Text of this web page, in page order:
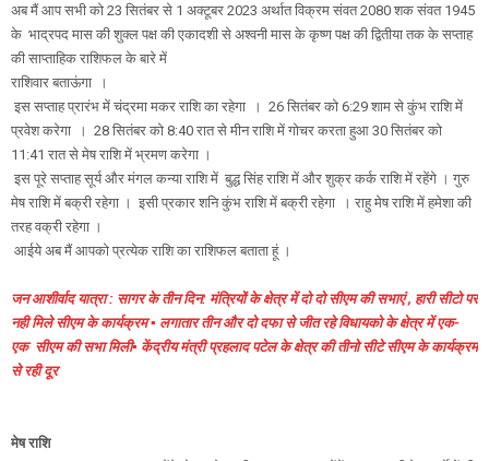
अब मैं आप सभी को 23 सितंबर से 1 अक्टूबर 2023 अर्थात विक्रम संवत 2080 शक संवत 1945
के भाद्रपद मास की शुक्ल पक्ष की एकादशी से अश्वनी मास के कृष्ण पक्ष की द्वितीया तक के सप्ताह
की साप्ताहिक राशिफल के बारे में
राशिवार बताऊंगा ।
इस सप्ताह प्रारंभ में चंद्रमा मकर राशि का रहेगा । 26 सितंबर को 6:29 शाम से कुंभ राशि में
प्रवेश करेगा । 28 सितंबर को 8:40 रात से मीन राशि में गोचर करता हुआ 30 सितंबर को
11:41 रात से मेष राशि में भ्रमण करेगा ।
इस पूरे सप्ताह सूर्य और मंगल कन्या राशि में बुद्ध सिंह राशि में और शुक्र कर्क राशि में रहेंगे । गुरु
मेष राशि में बक्री रहेगा । इसी प्रकार शनि कुंभ राशि में बक्री रहेगा । राहु मेष राशि में हमेशा की
तरह वक्री रहेगा ।
आईये अब मैं आपको प्रत्येक राशि का राशिफल बताता हूं ।
जन आशीर्वाद यात्रा : सागर के तीन दिन: मंत्रियों के क्षेत्र में दो दो सीएम की सभाएं , हारी सीटो पर
नही मिले सीएम के कार्यक्रम ▪️ लगातार तीन और दो दफा से जीत रहे विधायको के क्षेत्र में एक-
एक सीएम की सभा मिली▪️ केंद्रीय मंत्री प्रहलाद पटेल के क्षेत्र की तीनो सीटे सीएम के कार्यक्रम
से रही दूर
मेष राशि